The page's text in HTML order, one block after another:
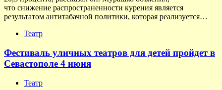
что снижение распространенности курения является
результатом антитабачной политики, которая реализуется…
Театр
Фестиваль уличных театров для детей пройдет в
Севастополе 4 июня
Театр